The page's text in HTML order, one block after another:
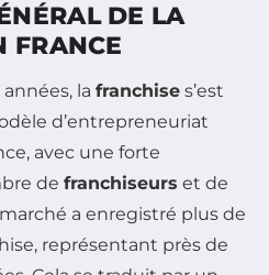
DE LA
FRANCE
la franchise s’est
d’entrepreneuriat
avec une forte
de franchiseurs et de
marché a enregistré plus de
représentant près de